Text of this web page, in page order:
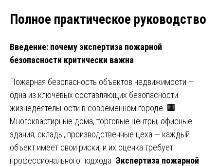
Полное практическое руководство
Введение: почему экспертиза пожарной
безопасности критически важна
Пожарная безопасность объектов недвижимости —
одна из ключевых составляющих безопасности
жизнедеятельности в современном городе. 🏢
Многоквартирные дома, торговые центры, офисные
здания, склады, производственные цеха — каждый
объект имеет свои риски, и их оценка требует
профессионального подхода. Экспертиза пожарной